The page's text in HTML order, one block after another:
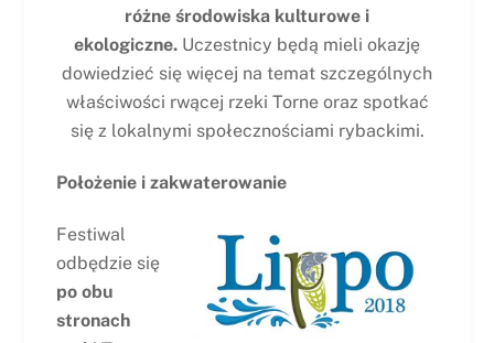
różne środowiska kulturowe i
ekologiczne. Uczestnicy będą mieli okazję
dowiedzieć się więcej na temat szczególnych
właściwości rwącej rzeki Torne oraz spotkać
się z lokalnymi społecznościami rybackimi.
Położenie i zakwaterowanie
Festiwal
odbędzie się
po obu
stronach